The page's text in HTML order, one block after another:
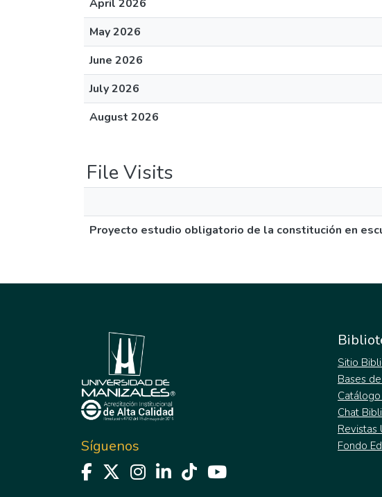
April 2026
May 2026
June 2026
July 2026
August 2026
File Visits
Proyecto estudio obligatorio de la constitución en
Síguenos
Sitio
Bases
Chat
Revistas
Fondo